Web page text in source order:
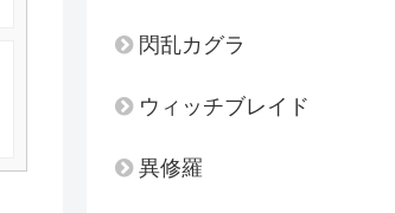
閃乱カグラ
ウィッチブレイド
異修羅